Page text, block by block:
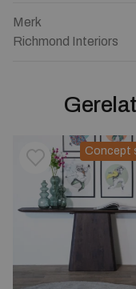
Merk
Richmond Interiors
Concept
Toevoegen aan
Verwijderen van